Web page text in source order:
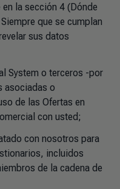
la sección 4 (Dónde
que se cumplan
sus datos
System o terceros -por
asociadas o
de las Ofertas en
con usted;
con nosotros para
incluidos
de la cadena de